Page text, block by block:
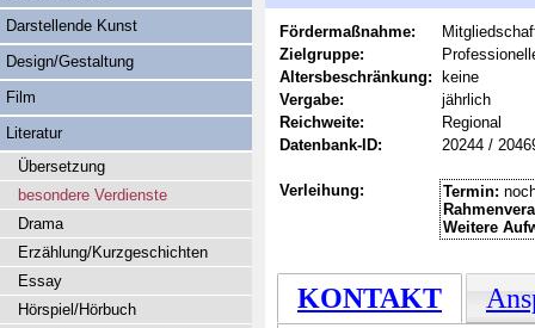
Fördermaßnahme:
Zielgruppe:
Altersbeschränkung:
keine
Vergabe:
jährlich
Reichweite:
Regional
Datenbank-ID:
20244 /
Verleihung: Termin:
Weitere
KONTAKT
Darstellende Kunst
Design/Gestaltung
Film
Literatur
Übersetzung
besondere Verdienste
Drama
Erzählung/Kurzgeschichten
Essay
Hörspiel/Hörbuch